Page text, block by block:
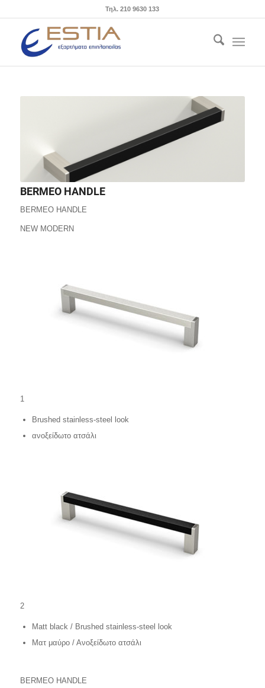
Τηλ. 210 9630 133
BERMEO HANDLE
BERMEO HANDLE
NEW MODERN
1
Brushed stainless-steel look
ανοξείδωτο ατσάλι
2
Matt black / Brushed stainless-steel look
Mατ μαύρο / Ανοξείδωτο ατσάλι
BERMEO HANDLE